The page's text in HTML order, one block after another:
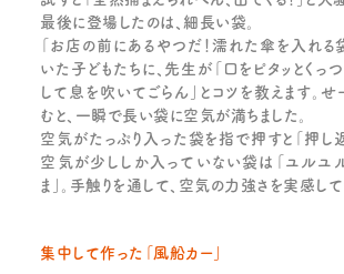
最後に登場したのは、細長い袋。
「お店の前にあるやつだ！濡れた傘を入れる
いた子どもたちに、先生が「口をピタッとくっ
して息を吹いてごらん」とコツを教えます。
むと、一瞬で長い袋に空気が満ちました。
空気がたっぷり入った袋を指で押すと「押し返
空気が少ししか入っていない袋は「ユルユ
ま」。手触りを通して、空気の力強さを実感して
集中して作った「風船カー」